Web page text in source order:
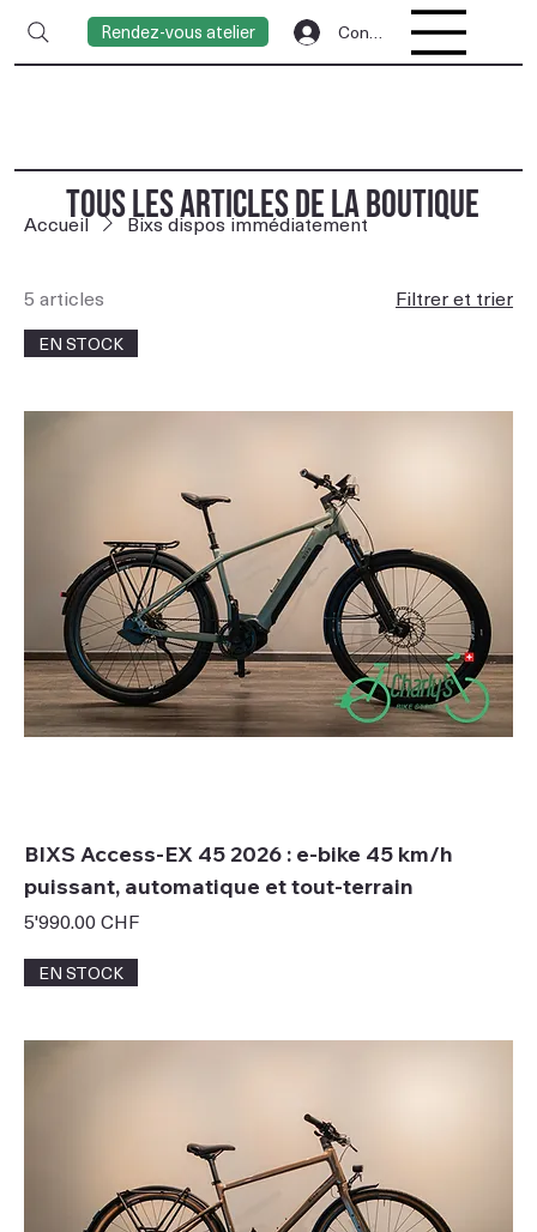
Rendez-vous atelier Connexion
Accueil Bixs dispos immédiatement
5 articles Filtrer et trier
EN STOCK
BIXS Access-EX 45 2026 : e-bike 45 km/h
puissant, automatique et tout-terrain
Prix
5'990.00 CHF
EN STOCK
TOUS LES ARTICLES DE LA BOUTIQUE